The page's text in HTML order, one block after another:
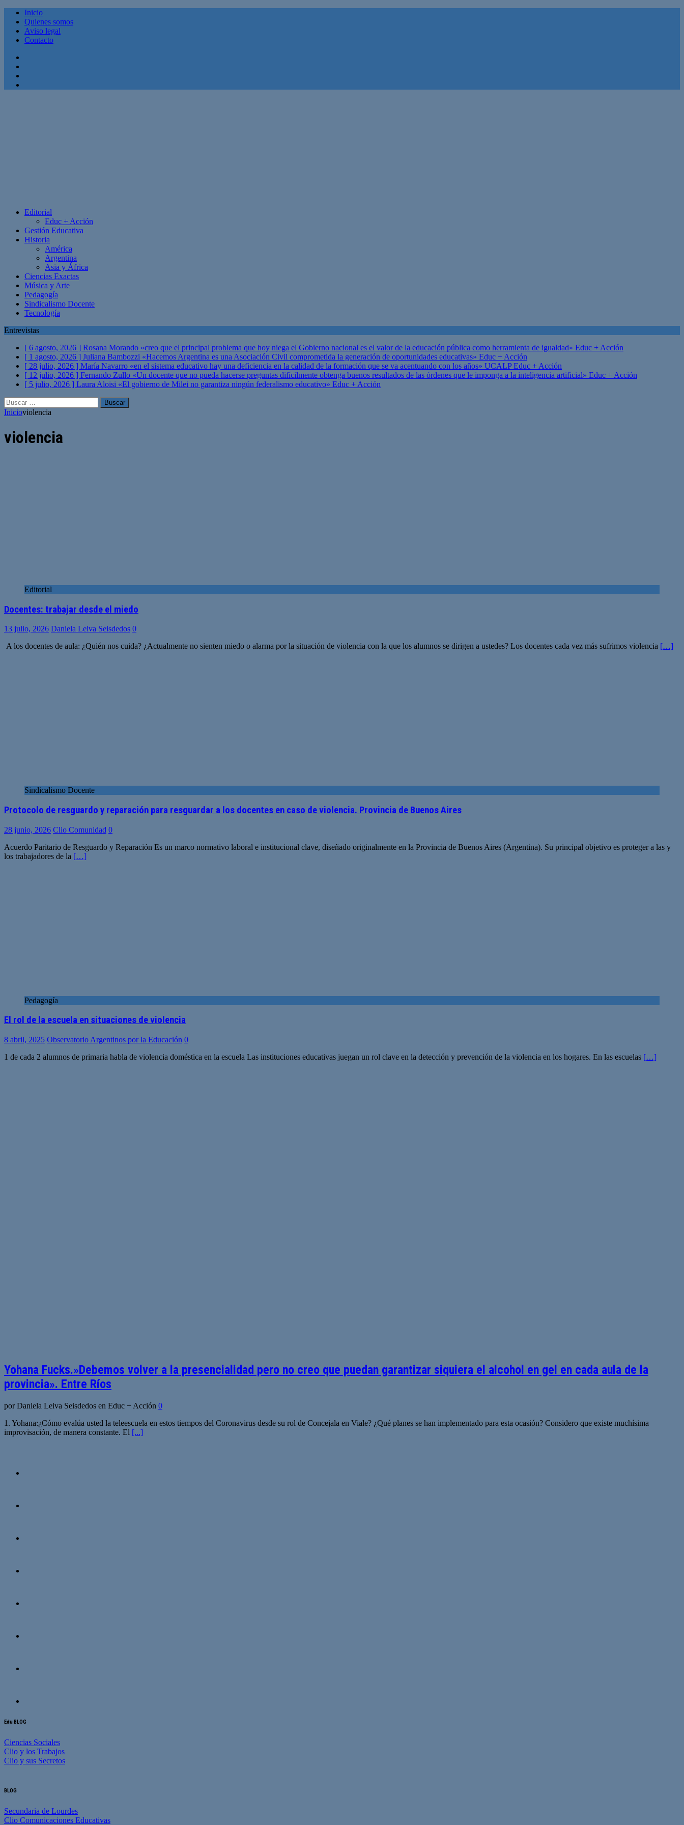
Inicio
Quienes somos
Aviso legal
Contacto
Editorial
Educ + Acción
Gestión Educativa
Historia
América
Argentina
Asia y África
Ciencias Exactas
Música y Arte
Pedagogía
Sindicalismo Docente
Tecnología
Entrevistas
[ 6 agosto, 2026 ] Rosana Morando «creo que el principal problema que hoy niega el Gobierno nacional es el valor de la educación pública como herramienta de igualdad» Educ + Acción
[ 1 agosto, 2026 ] Juliana Bambozzi «Hacemos Argentina es una Asociación Civil comprometida la generación de oportunidades educativas» Educ + Acción
[ 28 julio, 2026 ] María Navarro «en el sistema educativo hay una deficiencia en la calidad de la formación que se va acentuando con los años» UCALPEduc + Acción
[ 12 julio, 2026 ] Fernando Zullo «Un docente que no pueda hacerse preguntas difícilmente obtenga buenos resultados de las órdenes que le imponga a la inteligencia artificial» Educ + Acción
[ 5 julio, 2026 ] Laura Aloisi «El gobierno de Milei no garantiza ningún federalismo educativo» Educ + Acción
Buscar:
Inicioviolencia
violencia
Editorial
Docentes: trabajar desde el miedo
13 julio, 2026 Daniela Leiva Seisdedos 0
A los docentes de aula: ¿Quién nos cuida? ¿Actualmente no sienten miedo o alarma por la situación de violencia con la que los alumnos se dirigen a ustedes? Los docentes cada vez más sufrimos violencia […]
Sindicalismo Docente
Protocolo de resguardo y reparación para resguardar a los docentes en caso de violencia. Provincia de Buenos Aires
28 junio, 2026 Clio Comunidad 0
Acuerdo Paritario de Resguardo y Reparación Es un marco normativo laboral e institucional clave, diseñado originalmente en la Provincia de Buenos Aires (Argentina). Su principal objetivo es proteger a las y
los trabajadores de la […]
Pedagogía
El rol de la escuela en situaciones de violencia
8 abril, 2025 Observatorio Argentinos por la Educación 0
1 de cada 2 alumnos de primaria habla de violencia doméstica en la escuela Las instituciones educativas juegan un rol clave en la detección y prevención de la violencia en los hogares. En las escuelas […]
Yohana Fucks.»Debemos volver a la presencialidad pero no creo que puedan garantizar siquiera el alcohol en gel en cada aula de la
provincia». Entre Ríos
por Daniela Leiva Seisdedos en Educ + Acción 0
1. Yohana:¿Cómo evalúa usted la teleescuela en estos tiempos del Coronavirus desde su rol de Concejala en Viale? ¿Qué planes se han implementado para esta ocasión? Considero que existe muchísima
improvisación, de manera constante. El [...]
Edu BLOG
Ciencias Sociales
Clio y los Trabajos
Clio y sus Secretos
BLOG
Secundaria de Lourdes
Clio Comunicaciones Educativas